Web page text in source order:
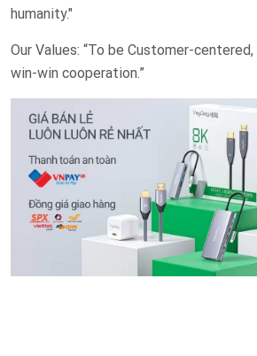
humanity."
Our Values: “To be Customer-
win-win cooperation.”